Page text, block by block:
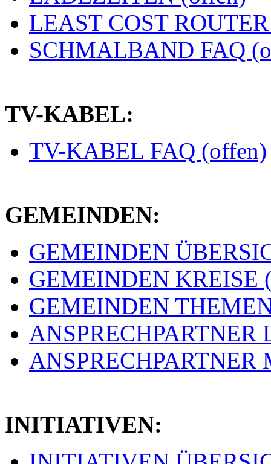
LEAST COST
SCHMALBAND FAQ
TV-KABEL:
TV-KABEL FAQ (offen)
GEMEINDEN:
GEMEINDEN
GEMEINDEN KREISE
GEMEINDEN
ANSPRECHPARTNER
ANSPRECHPARTNER
INITIATIVEN: